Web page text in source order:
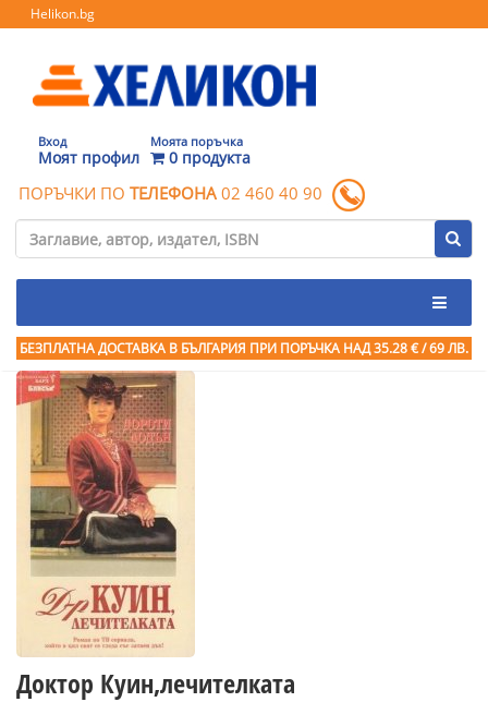
Helikon.bg
Вход
Моят профил
Моята поръчка
0 продукта
ПОРЪЧКИ ПО ТЕЛЕФОНА 02 460 40 90
БЕЗПЛАТНА ДОСТАВКА В БЪЛГАРИЯ ПРИ ПОРЪЧКА НАД 35.28 € / 69 ЛВ.
Доктор Куин,лечителката